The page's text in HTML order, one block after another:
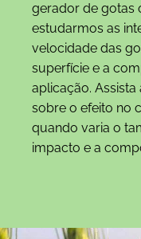
gerador de gotas
estudarmos as
velocidade das
superfície e a
aplicação.
sobre o efeito no
quando varia o
impacto e a